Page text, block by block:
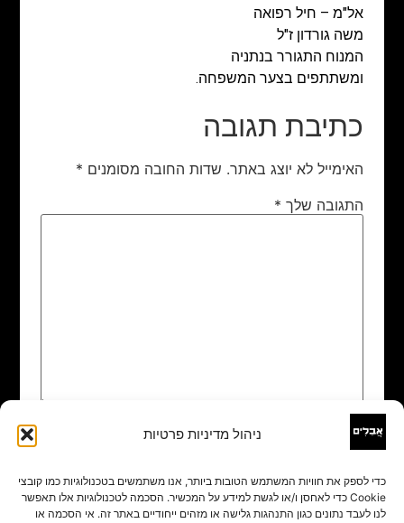
ניהול מדיניות פרטיות
כדי לספק את חוויות המשתמש הטובות ביותר, אנו משתמשים בטכנולוגיות כמו קובצי
Cookie כדי לאחסן ו/או לגשת למידע על המכשיר. הסכמה לטכנולוגיות אלו תאפשר
לנו לעבד נתונים כגון התנהגות גלישה או מזהים ייחודיים באתר זה. אי הסכמה או
אל"מ – חיל רפואה
משה גורדון ז"ל
המנוח התגורר בנתניה
ומשתתפים בצער המשפחה.
כתיבת תגובה
האימייל לא יוצג באתר. שדות החובה מסומנים *
התגובה שלך *
שם
אימייל*